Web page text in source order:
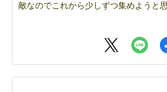
敵なのでこれから少しずつ集めようと